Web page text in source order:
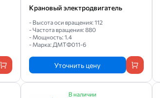
Крановый электродвигатель
- Высота оси вращения: 112
- Частота вращения: 880
- Мощность: 1.4
- Марка: ДМТФ011-6
Уточнить цену
В наличии